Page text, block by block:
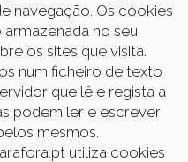
navegação. Os cookies
no seu
os sites que visita.
num ficheiro de texto
que lê e regista a
podem ler e escrever
mesmos.
utiliza cookies